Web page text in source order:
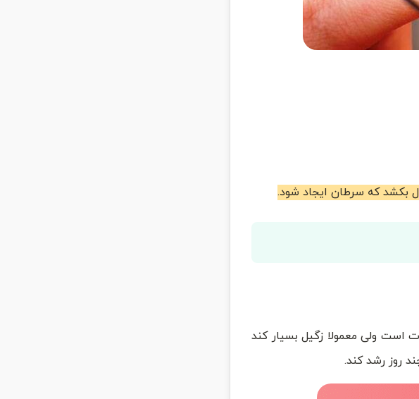
بکشد که سرطان ایجاد شود.
است ولی معمولا زگیل بسیار کند
روز رشد کند.